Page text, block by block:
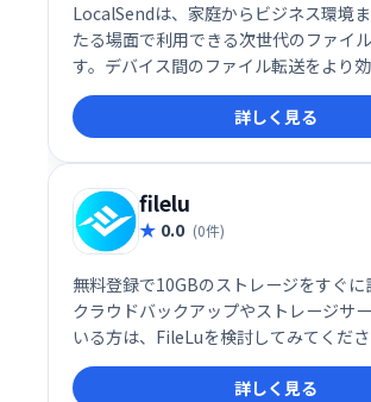
LocalSendは、家庭からビジネス環境
たる場面で利用できる次世代のファイ
す。デバイス間のファイル転送をより
に行いたい方に、ぜひ一度試してみて
ービスです。
詳しく見る
filelu
0.0 (0件)
無料登録で10GBのストレージをすぐに
クラウドバックアップやストレージサ
いる方は、FileLuを検討してみてくださ
詳しく見る